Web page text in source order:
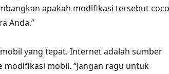
apakah modifikasi tersebut
Anda.”
yang tepat. Internet adalah sumber
modifikasi mobil. “Jangan ragu untuk